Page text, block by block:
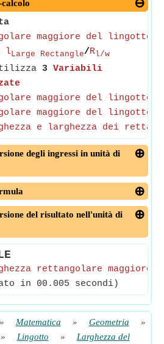
maggiore del lingotto
lLarge Rectangle/R l/w
3 Variabili
maggiore del lingotto
maggiore del lingotto
e larghezza dei
degli ingressi in unità di
del risultato nell'unità di
rettangolare
in 00.005 secondi)
» Matematica » Geometria
»
» Lingotto »
Larghezza del